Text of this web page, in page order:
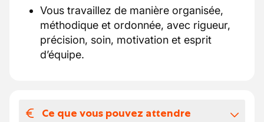
Vous travaillez de manière organisée,
méthodique et ordonnée, avec rigueur,
précision, soin, motivation et esprit
d’équipe.
Ce que vous pouvez attendre